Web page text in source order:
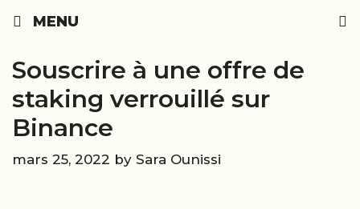
to
MENU
Souscrire à une offre de
staking verrouillé sur
Binance
mars 25, 2022 by Sara Ounissi